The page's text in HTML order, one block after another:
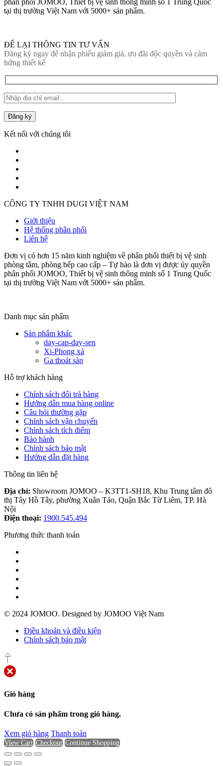
tại thị trường Việt Nam với 5000+ sản phẩm.
ĐỂ LẠI THÔNG TIN TƯ VẤN
Đăng ký ngay để nhận phiếu giảm giá, ưu đãi độc quyền và cảm
hứng thiết kế
Đăng ký
Kết nối với chúng tôi
CÔNG TY TNHH DUGI VIỆT NAM
Giới thiệu
Hệ thống phân phối
Liên hệ
Đơn vị có hơn 15 năm kinh nghiệm về phân phối thiết bị vệ sinh
phòng tắm, phòng bếp cao cấp – Tự hào là đơn vị được ủy quyền
phân phối JOMOO, Thiết bị vệ sinh thông minh số 1 Trung Quốc
tại thị trường Việt Nam với 5000+ sản phẩm.
Danh mục sản phẩm
Sản phẩm khác
day-cap-day-sen
Xi-Phong xả
Ga thoát sàn
Hỗ trợ khách hàng
Chính sách đổi trả hàng
Hướng dẫn mua hàng online
Câu hỏi thường gặp
Chính sách vận chuyển
Chính sách tích điểm
Bảo hành
Chính sách bảo mật
Hướng dẫn đặt hàng
Thông tin liên hệ
Địa chỉ: Showroom JOMOO – K3TT1-SH18, Khu Trung tâm đô
thị Tây Hồ Tây, phường Xuân Tảo, Quận Bắc Từ Liêm, TP. Hà
Nội
Điện thoại: 1900.545.494
Phương thức thanh toán
© 2024 JOMOO. Designed by JOMOO Việt Nam
Điều khoản và điều kiện
Chính sách bảo mật
Giỏ hàng
Chưa có sản phẩm trong giỏ hàng.
Xem giỏ hàng Thanh toán
View Cart Checkout Continue Shopping